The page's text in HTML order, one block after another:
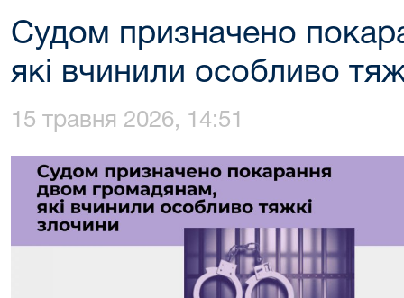
Судом призначено
які вчинили особливо
15 травня 2026, 14:51